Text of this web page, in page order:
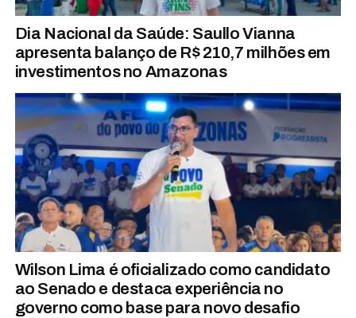
Dia Nacional da Saúde: Saullo Vianna
apresenta balanço de R$ 210,7 milhões em
investimentos no Amazonas
Wilson Lima é oficializado como candidato
ao Senado e destaca experiência no
governo como base para novo desafio